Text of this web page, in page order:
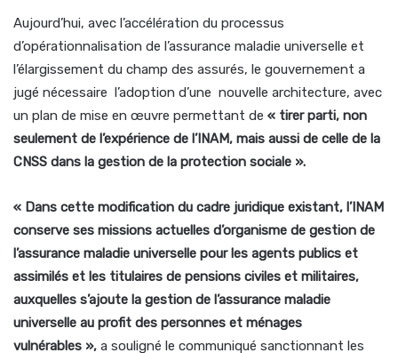
Aujourd’hui, avec l’accélération du processus
d’opérationnalisation de l’assurance maladie universelle et
l’élargissement du champ des assurés, le gouvernement a
jugé nécessaire l’adoption d’une nouvelle architecture, avec
un plan de mise en œuvre permettant de « tirer parti, non
seulement de l’expérience de l’INAM, mais aussi de celle de la
CNSS dans la gestion de la protection sociale ».
« Dans cette modification du cadre juridique existant, l’INAM
conserve ses missions actuelles d’organisme de gestion de
l’assurance maladie universelle pour les agents publics et
assimilés et les titulaires de pensions civiles et militaires,
auxquelles s’ajoute la gestion de l’assurance maladie
universelle au profit des personnes et ménages
vulnérables », a souligné le communiqué sanctionnant les